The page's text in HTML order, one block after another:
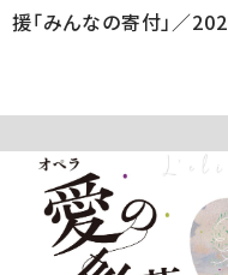
援「みんなの寄付」／